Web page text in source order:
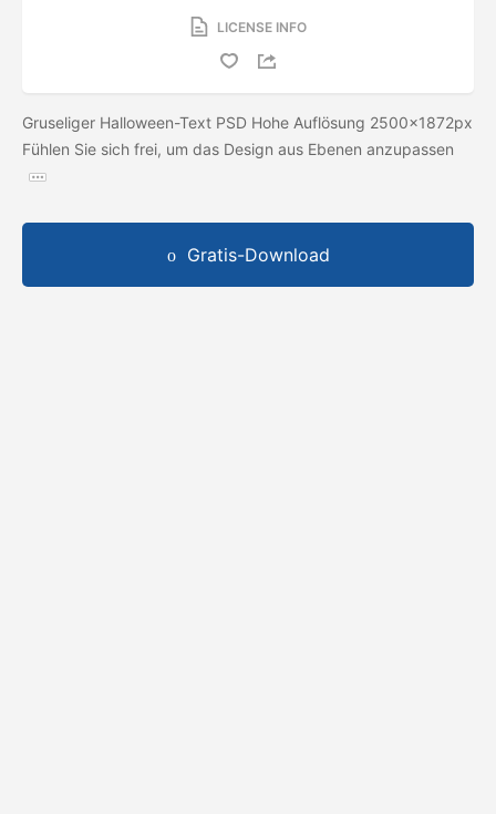
LICENSE INFO
Gruseliger Halloween-Text PSD Hohe Auflösung 2500x1872px
Fühlen Sie sich frei, um das Design aus Ebenen anzupassen
Gratis-Download